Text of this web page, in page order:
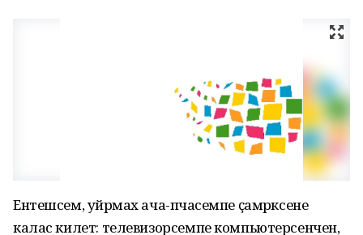
Ентешсем, уйрӑмах ача-пӑчасемпе ҫамрӑксене
калас килет: телевизорсемпе компьютерсенчен,